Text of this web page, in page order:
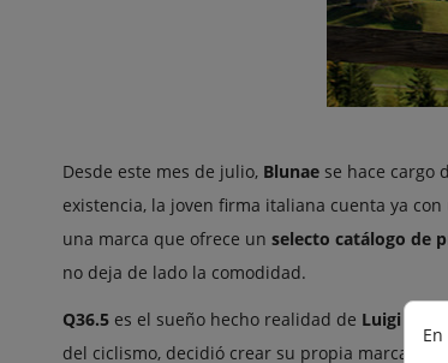
Desde este mes de julio, Blunae se hace cargo
existencia, la joven firma italiana cuenta ya
una marca que ofrece un selecto catálogo de
no deja de lado la comodidad.
Q36.5 es el sueño hecho realidad de Luigi
del ciclismo, decidió crear su propia marca de